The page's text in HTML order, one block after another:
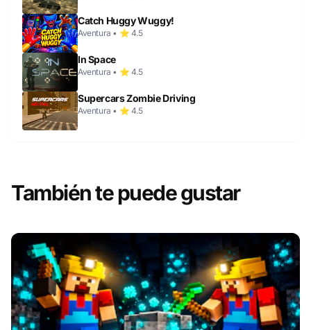
Catch Huggy Wuggy!
Aventura • ⭐ 4.5
In Space
Aventura • ⭐ 4.5
Supercars Zombie Driving
Aventura • ⭐ 4.5
También te puede gustar